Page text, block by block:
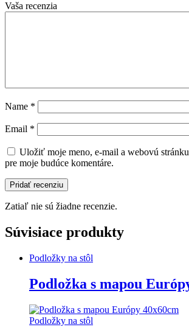
Vaša recenzia
Name *
Email *
Uložiť moje meno, e-mail a webovú
pre moje budúce komentáre.
Zatiaľ nie sú žiadne recenzie.
Súvisiace produkty
Podložky na stôl
Podložka s mapou
Podložky na stôl